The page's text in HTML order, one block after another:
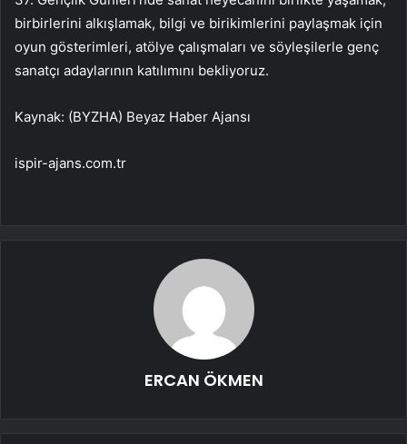
birbirlerini alkışlamak, bilgi ve birikimlerini paylaşmak için
oyun gösterimleri, atölye çalışmaları ve söyleşilerle genç
sanatçı adaylarının katılımını bekliyoruz.
Kaynak: (BYZHA) Beyaz Haber Ajansı
ispir-ajans.com.tr
ERCAN ÖKMEN